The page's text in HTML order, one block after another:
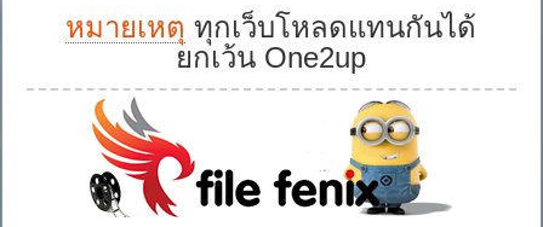
หมายเหตุ ทุกเว็บโหลดแทนกันได้
ยกเว้น One2up